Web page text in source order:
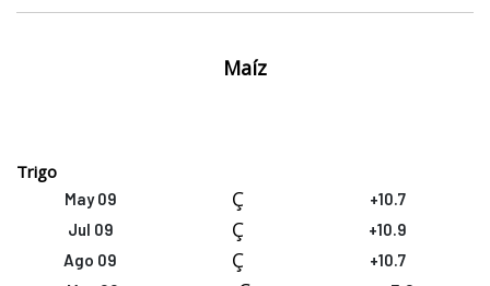
Maíz
Trigo
May 09 Ç
+10.7
Jul 09
Ç
+10.9
Ago 09
Ç
+10.7